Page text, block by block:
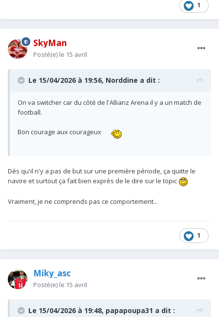
1
SkyMan
Posté(e) le 15 avril
Le 15/04/2026 à 19:56, Norddine a dit :
On va switcher car du côté de l'Allianz Arena il y a un match de
football.
Bon courage aux courageux
Dès qu'il n'y a pas de but sur une première période, ça quitte le
navire et surtout ça fait bien exprès de le dire sur le topic
Vraiment, je ne comprends pas ce comportement...
1
Miky_asc
Posté(e) le 15 avril
Le 15/04/2026 à 19:48, papapoupa31 a dit :